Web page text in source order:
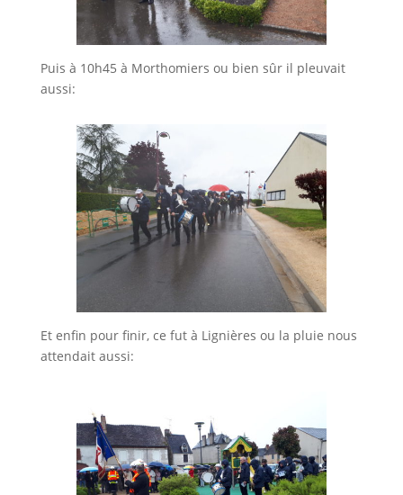
Puis à 10h45 à Morthomiers ou bien sûr il pleuvait
aussi:
Et enfin pour finir, ce fut à Lignières ou la pluie nous
attendait aussi: